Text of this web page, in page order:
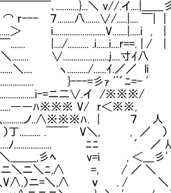
＼ v//.イ....|＿___
.......∨/.....|.... ￣| | ブ
, |
.......... .i......i....r==. | / |
寸ｲ八
＼.... ヽ........../
}---=彡ｧ ¨´ﾆ=- '
=ニ二∨.イ /※※※/
ﾊ※※※ V/ r＜※※,
ノ..∧※※※ﾊ. | ７ 人
.......... .￣￣ V＼, , ／ ）
ﾉ.................. ﾆﾆ ´ ／
＼＿＿_,彡ﾍ v=i , ＜＿彡'
ニ＼ニ＼ﾆ,∧ =, / ／ ＼
＼V∧,）ニ=＼,∧ ｖ . / ＼